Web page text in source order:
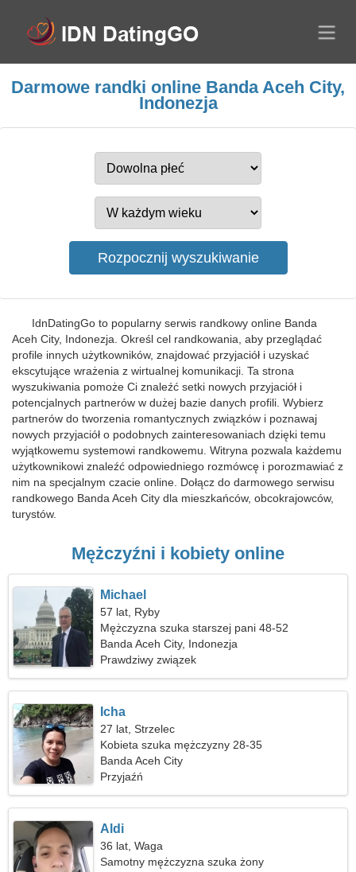
Darmowe randki online Banda Aceh City,
Indonezja
IdnDatingGo to popularny serwis randkowy online Banda
Aceh City, Indonezja. Określ cel randkowania, aby przeglądać
profile innych użytkowników, znajdować przyjaciół i uzyskać
ekscytujące wrażenia z wirtualnej komunikacji. Ta strona
wyszukiwania pomoże Ci znaleźć setki nowych przyjaciół i
potencjalnych partnerów w dużej bazie danych profili. Wybierz
partnerów do tworzenia romantycznych związków i poznawaj
nowych przyjaciół o podobnych zainteresowaniach dzięki temu
wyjątkowemu systemowi randkowemu. Witryna pozwala każdemu
użytkownikowi znaleźć odpowiedniego rozmówcę i porozmawiać z
nim na specjalnym czacie online. Dołącz do darmowego serwisu
randkowego Banda Aceh City dla mieszkańców, obcokrajowców,
turystów.
Mężczyźni i kobiety online
Michael
57 lat, Ryby
Mężczyzna szuka starszej pani 48-52
Banda Aceh City, Indonezja
Prawdziwy związek
Icha
27 lat, Strzelec
Kobieta szuka mężczyzny 28-35
Banda Aceh City
Przyjaźń
Aldi
36 lat, Waga
Samotny mężczyzna szuka żony